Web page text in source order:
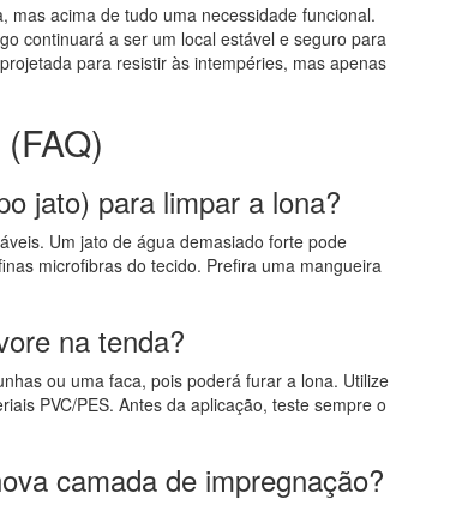
acima de tudo uma necessidade funcional.
continuará a ser um local estável e seguro para
para resistir às intempéries, mas apenas
jato) para limpar a lona?
Um jato de água demasiado forte pode
microfibras do tecido. Prefira uma mangueira
na tenda?
ou uma faca, pois poderá furar a lona. Utilize
PVC/PES. Antes da aplicação, teste sempre o
camada de impregnação?